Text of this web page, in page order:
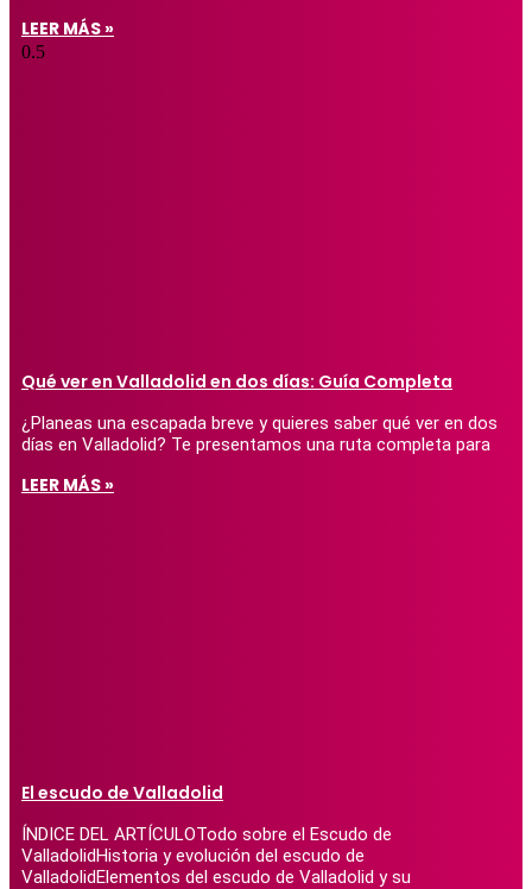
LEER MÁS »
Qué ver en Valladolid en dos días: Guía Completa
¿Planeas una escapada breve y quieres saber qué ver en dos
días en Valladolid? Te presentamos una ruta completa para
LEER MÁS »
El escudo de Valladolid
ÍNDICE DEL ARTÍCULOTodo sobre el Escudo de
ValladolidHistoria y evolución del escudo de
ValladolidElementos del escudo de Valladolid y su